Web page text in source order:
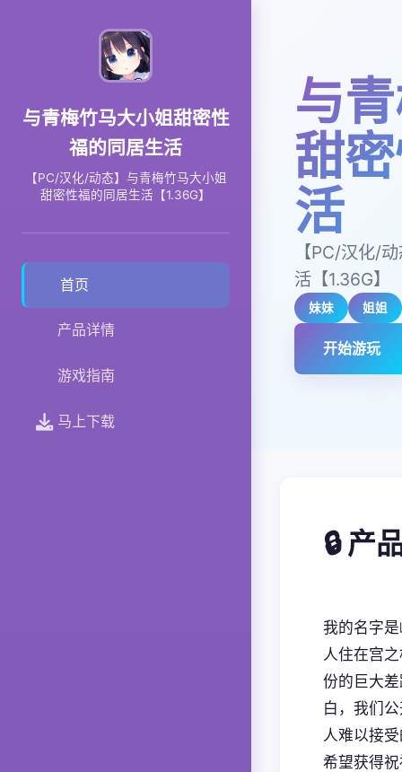
与青梅竹马大小姐甜密性
福的同居生活
【PC/汉化/动态】与青梅竹马大小姐
甜密性福的同居生活【1.36G】
首页
产品详情
游戏指南
马上下载
与
甜
活
【PC/汉化/
活【1.36G】
妹妹 姐姐
开始游玩
🔒 产
我的名字
人住在宫
份的巨大
白，我们
人难以接
希望获得